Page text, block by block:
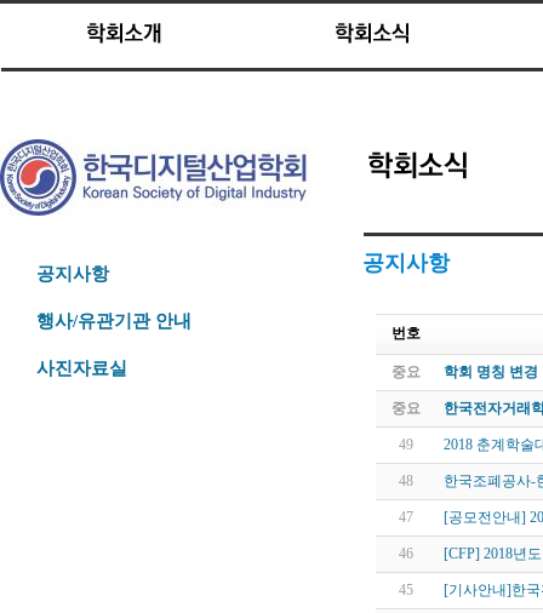
공지사항
행사/유관기관 안내
사진자료실
공지사항
번호
중요 학회 명칭 변
중요 한국전자거래
49 2018 춘계학술
48 한국조폐공사-
47 [공모전안내]
46 [CFP] 2018년
45 [기사안내]한